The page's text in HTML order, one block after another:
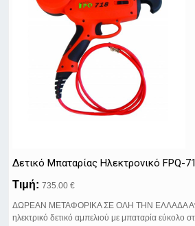
Δετικό Μπαταρίας Ηλεκτρονικό FPQ-
Τιμή: 735.00 €
ΔΩΡΕΑΝ ΜΕΤΑΦΟΡΙΚΑ ΣΕ ΟΛΗ ΤΗΝ ΕΛΛΑΔΑ
ηλεκτρικό δετικό αμπελιού με μπαταρία εύκολο στ